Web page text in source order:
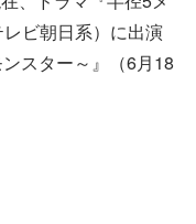
ビ朝日系）に出演
スター～』（6月18